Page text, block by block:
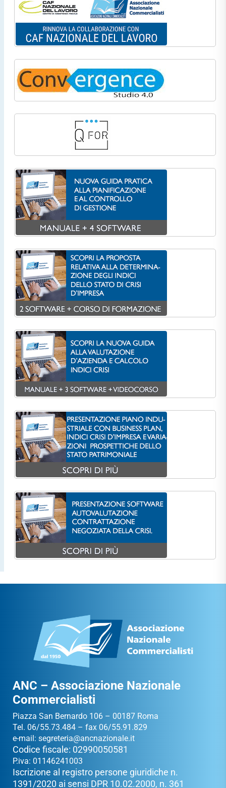
ANC – Associazione Nazionale
Commercialisti
Piazza San Bernardo 106 – 00187 Roma
Tel. 06/55.73.484 – fax 06/55.91.829
e-mail: segreteria@ancnazionale.it
Codice fiscale: 02990050581
P.iva: 01146241003
Iscrizione al registro persone giuridiche n.
1391/2020 ai sensi DPR 10.02.2000, n. 361